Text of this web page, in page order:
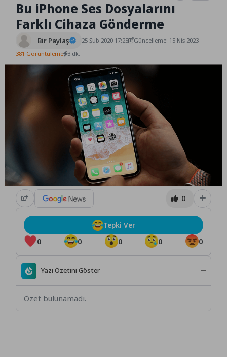
Bu iPhone Ses Dosyalarını
Farklı Cihaza Gönderme
Bir Paylaş 25 Şub 2020 17:25
Güncelleme: 15 Nis 2023
381 Görüntüleme 3 dk.
0
0 0 0 0 0
Tepki Ver
Yazı Özetini Göster
Özet bulunamadı.